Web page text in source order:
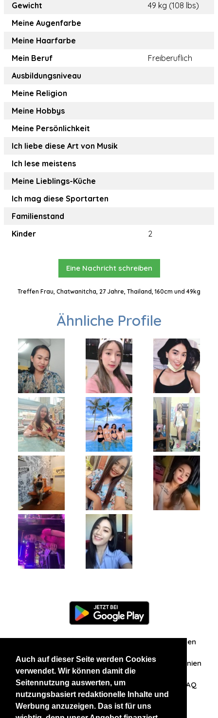
Auch auf dieser Seite werden Cookies
verwendet. Wir können damit die
Seitennutzung auswerten, um
nutzungsbasiert redaktionelle Inhalte und
Werbung anzuzeigen. Das ist für uns
Gewicht
49 kg (108 lbs)
Meine Augenfarbe
Meine Haarfarbe
Mein Beruf
Freiberuflich
Ausbildungsniveau
Meine Religion
Meine Hobbys
Meine Persönlichkeit
Ich liebe diese Art von Musik
Ich lese meistens
Meine Lieblings-Küche
Ich mag diese Sportarten
Familienstand
Kinder
2
Eine Nachricht schreiben
Treffen Frau, Chatwanitcha, 27 Jahre, Thailand, 160cm und 49kg
Ähnliche Profile
Zuschriften/Erfahrungen
Datenschutzerklärung AGB Datenschutzrichtlinien
Nehmen Sie Kontakt mit uns auf FAQ
Unsere anderen Websites